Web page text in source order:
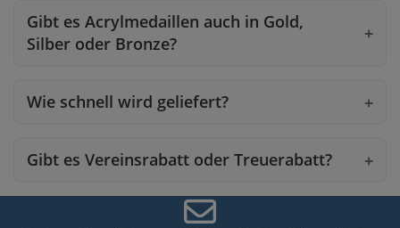
Gibt es Acrylmedaillen auch in Gold,
Silber oder Bronze?
Wie schnell wird geliefert?
Gibt es Vereinsrabatt oder Treuerabatt?